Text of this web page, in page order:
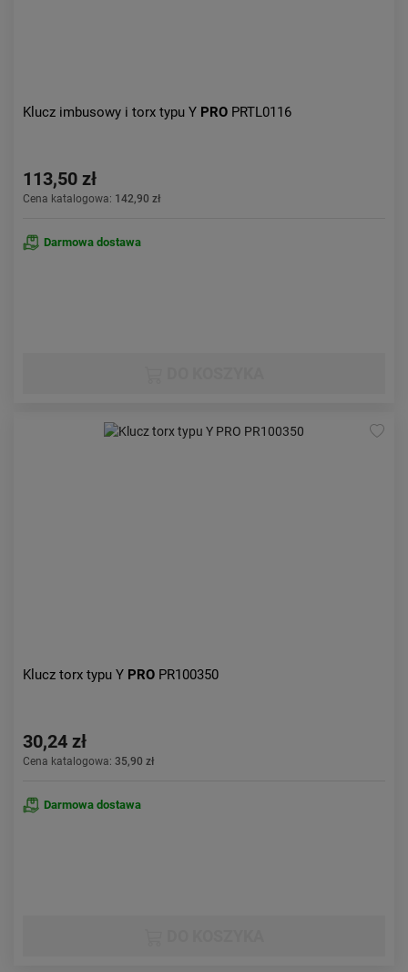
Klucz imbusowy i torx typu Y PRO PRTL0116
113,50 zł
Cena katalogowa: 142,90 zł
Darmowa dostawa
Klucz torx typu Y PRO PR100350
30,24 zł
Cena katalogowa: 35,90 zł
Darmowa dostawa